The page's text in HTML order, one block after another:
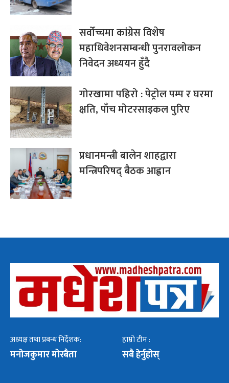
सर्वोच्चमा कांग्रेस विशेष
महाधिवेशनसम्बन्धी पुनरावलोकन
निवेदन अध्ययन हुँदै
गोरखामा पहिरो : पेट्रोल पम्प र घरमा
क्षति, पाँच मोटरसाइकल पुरिए
प्रधानमन्त्री बालेन शाहद्वारा
मन्त्रिपरिषद् बैठक आह्वान
अध्यक्ष तथा प्रबन्ध निर्देशक:
मनोजकुमार मोरबैता
हाम्रो टीम :
सबै हेर्नुहोस्